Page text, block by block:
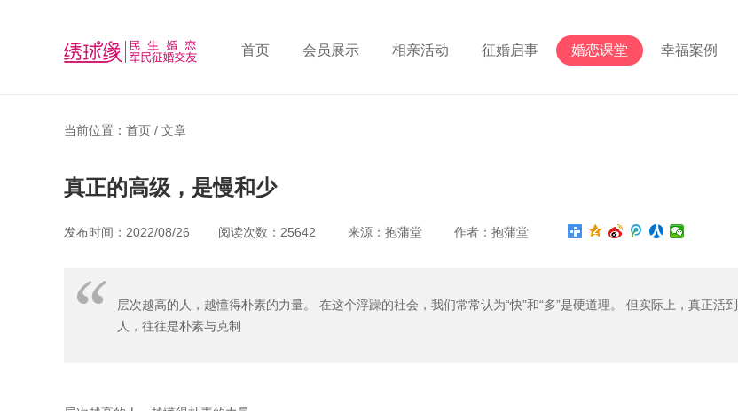
首页 会员展示 相亲活动 征婚启事 婚恋课堂 幸福案例
当前位置：首页 / 文章
真正的高级，是慢和少
发布时间：2022/08/26 阅读次数：25642 来源：抱蒲堂 作者：抱蒲堂
层次越高的人，越懂得朴素的力量。 在这个浮躁的社会，我们常常认为“快”和“多”是硬道理。 但实际上，真正活
人，往往是朴素与克制